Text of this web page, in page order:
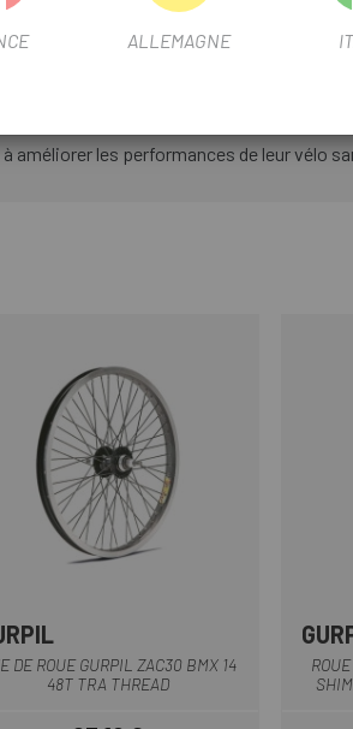
avec les cassettes Shimano de 8 à 11
améliorer les performances de leur vélo
DE ROUE GURPIL ZAC30 BMX 14
48T TRA THREAD
ALLEMAGNE